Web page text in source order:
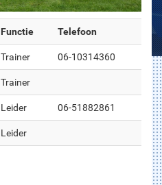
Functie Telefoon
Trainer 06-10314360
Trainer
Leider 06-51882861
Leider